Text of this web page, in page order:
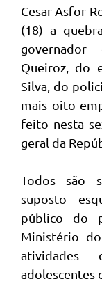
Cesar Asfor
(18) a
Queiroz, do
Silva, do
mais oito
feito nesta
geral da
Todos são
suposto
público do
Ministério
atividades
adolescentes